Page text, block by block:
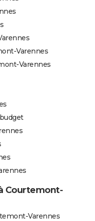
Varennes
Varennes
Courtemont-
Varennes